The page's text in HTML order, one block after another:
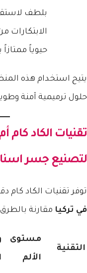
بلطف
الابتكارات
حيوياً ممتازاً
يتيح استخدام هذه
حلول ترميمية آمنة
تقنيات الكاد كام
لتصنيع جسر
توفر تقنيات الكاد
في تركيا مقارنة بالطرق
التقنية
مستوى
الألم